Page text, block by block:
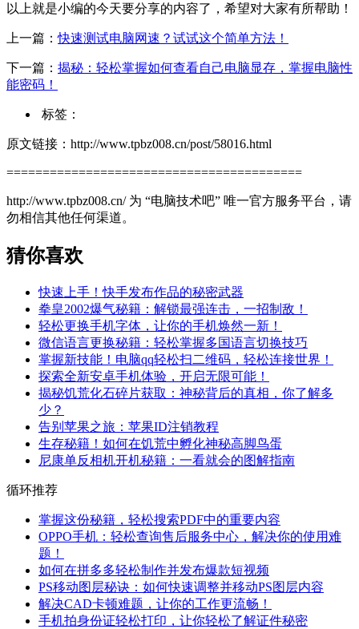
以上就是小编的今天要分享的内容了，希望对大家有所帮助！
上一篇：快速测试电脑网速？试试这个简单方法！
下一篇： 揭秘：轻松掌握如何查看自己电脑显存，掌握电脑性
能密码！
标签：
原文链接：http://www.tpbz008.cn/post/58016.html
=========================================
http://www.tpbz008.cn/ 为 “电脑技术吧” 唯一官方服务平台，请
勿相信其他任何渠道。
猜你喜欢
快速上手！快手发布作品的秘密武器
拳皇2002爆气秘籍：解锁最强连击，一招制敌！
轻松更换手机字体，让你的手机焕然一新！
微信语言更换秘籍：轻松掌握多国语言切换技巧
掌握新技能！电脑qq轻松扫二维码，轻松连接世界！
探索全新安卓手机体验，开启无限可能！
揭秘饥荒化石碎片获取：神秘背后的真相，你了解多
少？
告别苹果之旅：苹果ID注销教程
生存秘籍！如何在饥荒中孵化神秘高脚鸟蛋
尼康单反相机开机秘籍：一看就会的图解指南
循环推荐
掌握这份秘籍，轻松搜索PDF中的重要内容
OPPO手机：轻松查询售后服务中心，解决你的使用难
题！
如何在拼多多轻松制作并发布爆款短视频
PS移动图层秘诀：如何快速调整并移动PS图层内容
解决CAD卡顿难题，让你的工作更流畅！
手机拍身份证轻松打印，让你轻松了解证件秘密